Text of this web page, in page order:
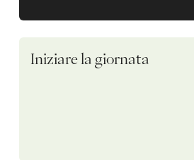
Iniziare la giornata